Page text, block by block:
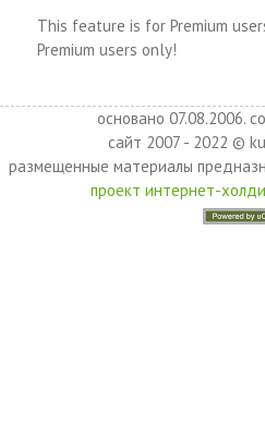
This feature is for Premium
Premium users only!
основано 07.08.2006.
сайт 2007 - 2022 ©
размещенные материалы
проект интернет-